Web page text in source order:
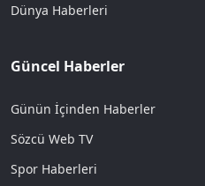
Dünya Haberleri
Güncel Haberler
Günün İçinden Haberler
Sözcü Web TV
Spor Haberleri